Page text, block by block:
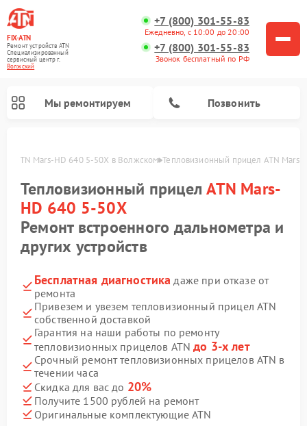
FIX-ATN
Ремонт устройств ATN
Специализированный
cервисный центр г.
Волжский
+7 (800) 301-55-83
Ежедневно, с 10:00 до 20:00
+7 (800) 301-55-83
Звонок бесплатный по РФ
Мы ремонтируем Позвонить
ATN Mars-HD 640 5-50X в Волжском Тепловизионный прицел ATN Mars-
Тепловизионный прицелATN Mars-
HD 640 5-50X
Ремонт встроенного дальнометра и
других устройств
Бесплатная диагностика даже при отказе от
ремонта
Привезем и увезем тепловизионный прицел ATN
собственной доставкой
Гарантия на наши работы по ремонту
тепловизионных прицелов ATNдо 3-х лет
Срочный ремонт тепловизионных прицелов ATN в
течении часа
Скидка для вас до 20%
Получите 1500 рублей на ремонт
Оригинальные комплектующие ATN